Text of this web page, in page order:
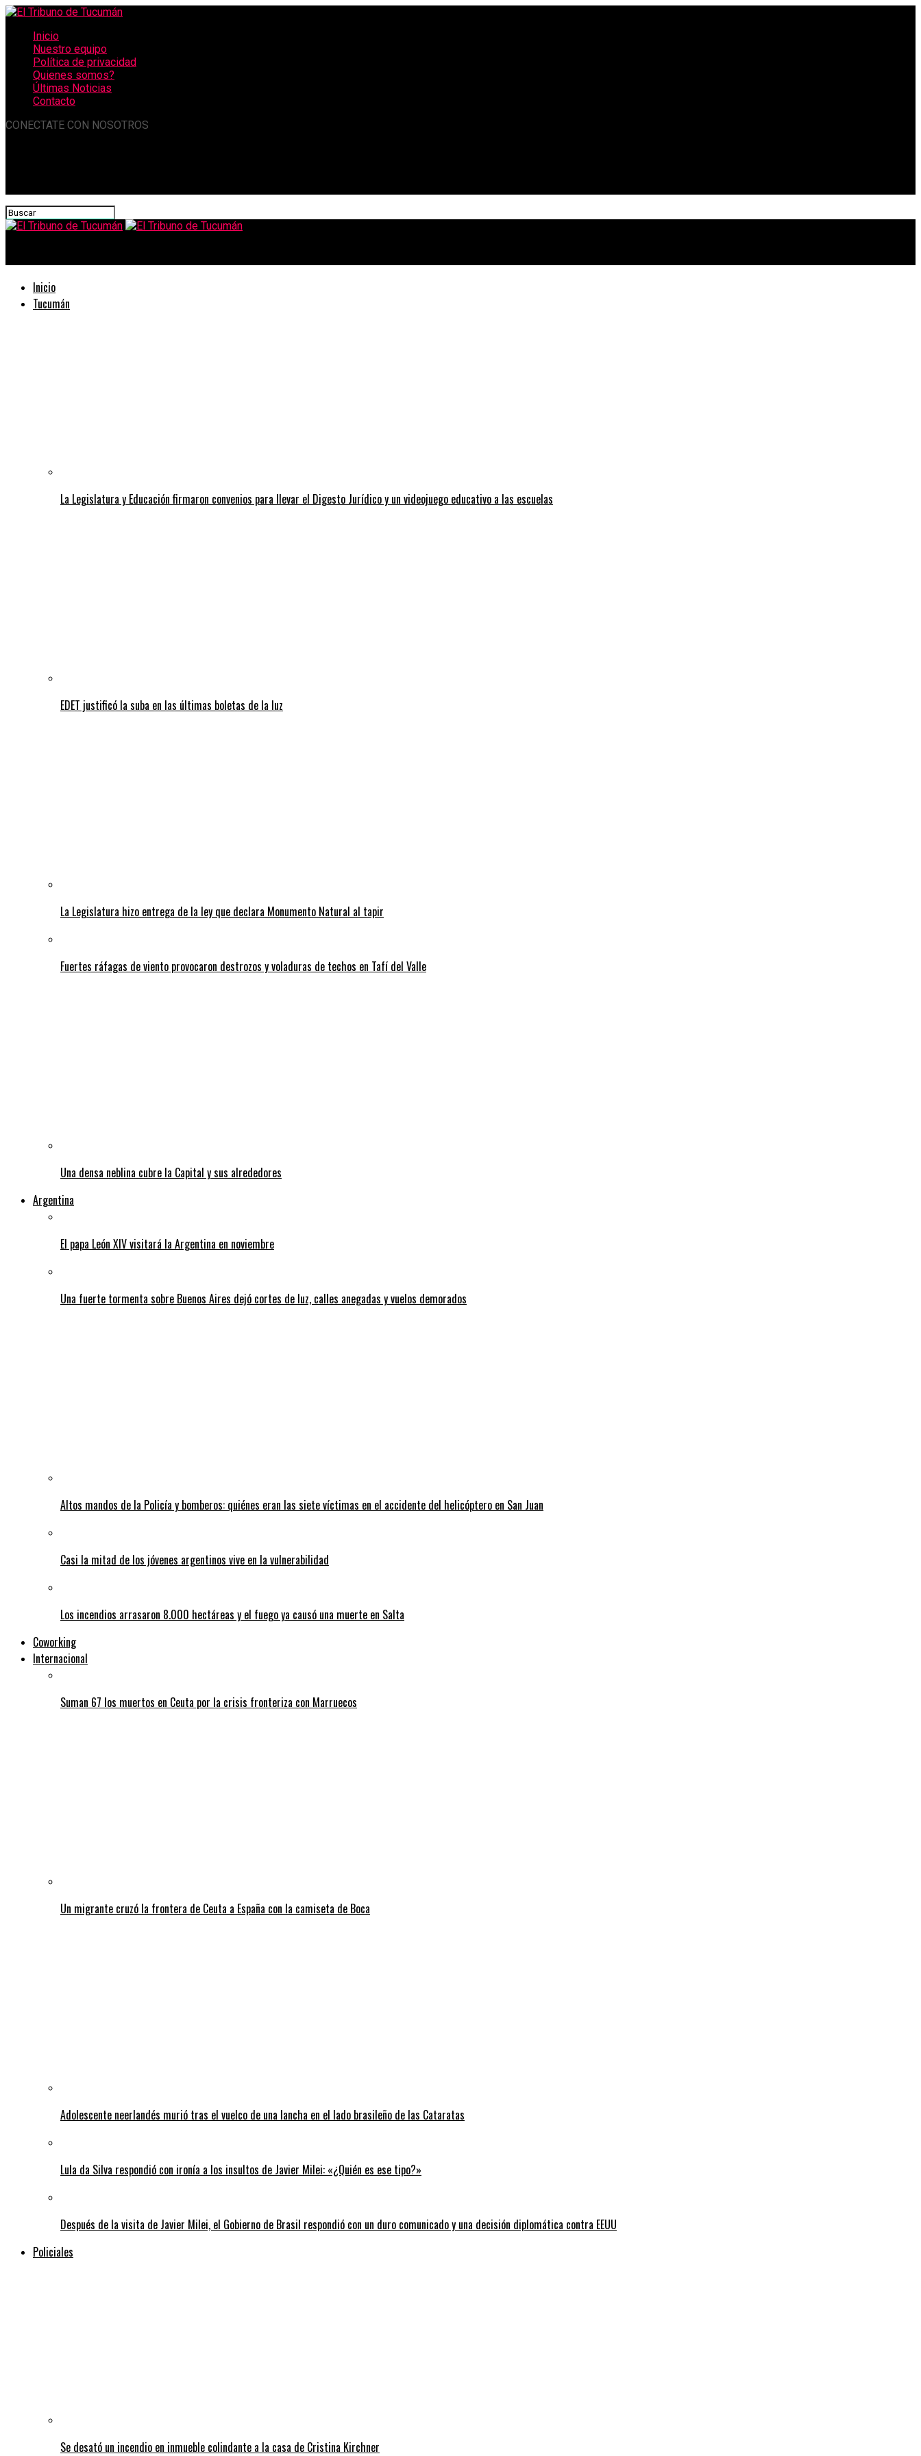
Inicio
Nuestro equipo
Política de privacidad
Quienes somos?
Últimas Noticias
Contacto
CONECTATE CON NOSOTROS
Inicio
Tucumán
La Legislatura y Educación firmaron convenios para llevar el Digesto Jurídico y un videojuego educativo a las escuelas
EDET justificó la suba en las últimas boletas de la luz
La Legislatura hizo entrega de la ley que declara Monumento Natural al tapir
Fuertes ráfagas de viento provocaron destrozos y voladuras de techos en Tafí del Valle
Una densa neblina cubre la Capital y sus alrededores
Argentina
El papa León XIV visitará la Argentina en noviembre
Una fuerte tormenta sobre Buenos Aires dejó cortes de luz, calles anegadas y vuelos demorados
Altos mandos de la Policía y bomberos: quiénes eran las siete víctimas en el accidente del helicóptero en San Juan
Casi la mitad de los jóvenes argentinos vive en la vulnerabilidad
Los incendios arrasaron 8.000 hectáreas y el fuego ya causó una muerte en Salta
Coworking
Internacional
Suman 67 los muertos en Ceuta por la crisis fronteriza con Marruecos
Un migrante cruzó la frontera de Ceuta a España con la camiseta de Boca
Adolescente neerlandés murió tras el vuelco de una lancha en el lado brasileño de las Cataratas
Lula da Silva respondió con ironía a los insultos de Javier Milei: «¿Quién es ese tipo?»
Después de la visita de Javier Milei, el Gobierno de Brasil respondió con un duro comunicado y una decisión diplomática contra EEUU
Policiales
Se desató un incendio en inmueble colindante a la casa de Cristina Kirchner